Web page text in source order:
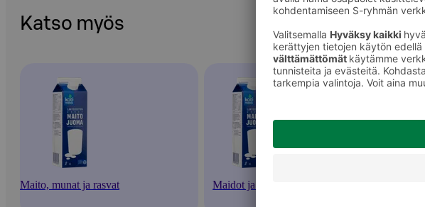
Katso myös
Maito, munat ja rasvat Maidot ja piimät